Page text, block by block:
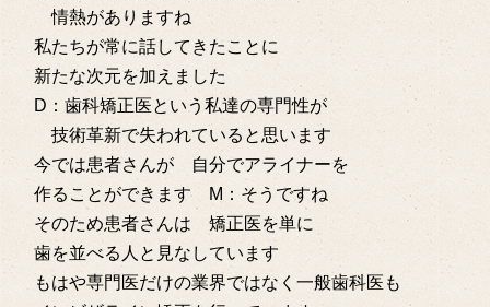
情熱がありますね
私たちが常に話してきたことに
新たな次元を加えました
D：歯科矯正医という私達の専門性が
技術革新で失われていると思います
今では患者さんが 自分でアライナーを
作ることができます M：そうですね
そのため患者さんは 矯正医を単に
歯を並べる人と見なしています
もはや専門医だけの業界ではなく一般歯科医も